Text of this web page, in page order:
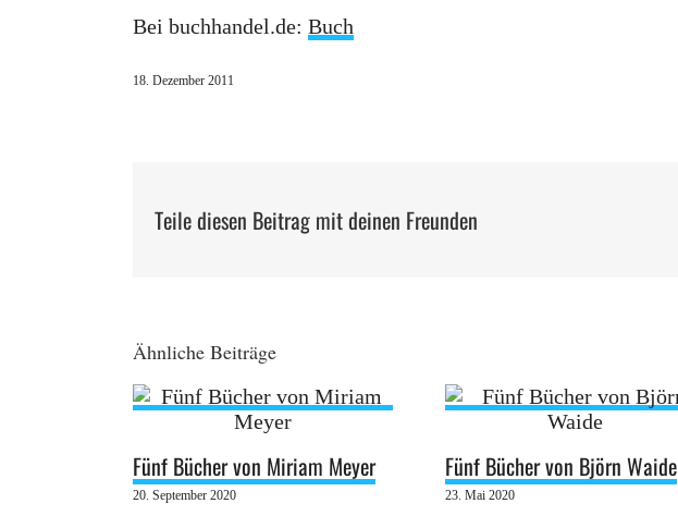
Bei buchhandel.de: Buch
18. Dezember 2011
Teile diesen Beitrag mit deinen Freunden
Ähnliche Beiträge
Fünf Bücher von Miriam Meyer
20. September 2020
Fünf Bücher von Björn Waide
23. Mai 2020